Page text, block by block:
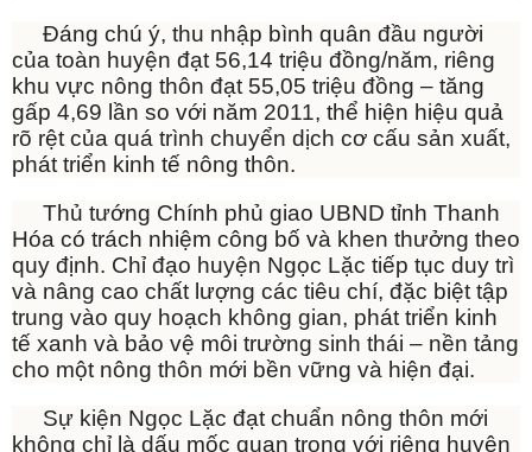
Đáng chú ý, thu nhập bình quân đầu người
của toàn huyện đạt 56,14 triệu đồng/năm, riêng
khu vực nông thôn đạt 55,05 triệu đồng – tăng
gấp 4,69 lần so với năm 2011, thể hiện hiệu quả
rõ rệt của quá trình chuyển dịch cơ cấu sản xuất,
phát triển kinh tế nông thôn.
Thủ tướng Chính phủ giao UBND tỉnh Thanh
Hóa có trách nhiệm công bố và khen thưởng theo
quy định. Chỉ đạo huyện Ngọc Lặc tiếp tục duy trì
và nâng cao chất lượng các tiêu chí, đặc biệt tập
trung vào quy hoạch không gian, phát triển kinh
tế xanh và bảo vệ môi trường sinh thái – nền tảng
cho một nông thôn mới bền vững và hiện đại.
Sự kiện Ngọc Lặc đạt chuẩn nông thôn mới
không chỉ là dấu mốc quan trọng với riêng huyện